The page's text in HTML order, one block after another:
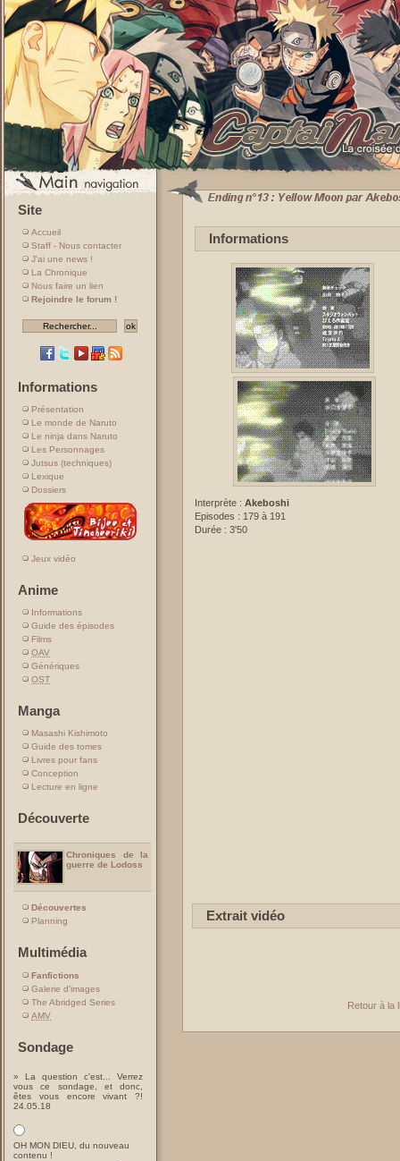
Site
Accueil
Staff - Nous contacter
J'ai une news !
La Chronique
Nous faire un lien
Rejoindre le forum !
Informations
Présentation
Le monde de Naruto
Le ninja dans Naruto
Les Personnages
Jutsus (techniques)
Lexique
Dossiers
Jeux vidéo
Anime
Informations
Guide des épisodes
Films
OAV
Génériques
OST
Manga
Masashi Kishimoto
Guide des tomes
Livres pour fans
Conception
Lecture en ligne
Découverte
Chroniques de la
guerre de Lodoss
Découvertes
Planning
Multimédia
Fanfictions
Galerie d'images
The Abridged Series
AMV
Sondage
» La question c'est... Verrez
vous ce sondage, et donc,
êtes vous encore vivant ?!
24.05.18
OH MON DIEU, du nouveau
contenu !
Informations
Interprète : Akeboshi
Episodes : 179 à 191
Durée : 3'50
Extrait vidéo
Retour à la